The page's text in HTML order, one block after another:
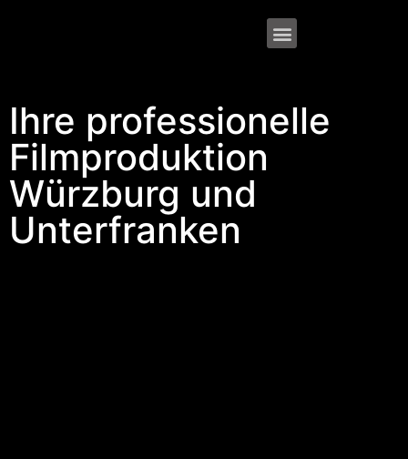
Ihre professionelle
Filmproduktion
Würzburg und
Unterfranken